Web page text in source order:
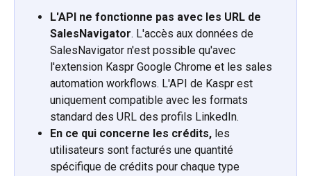
L'API ne fonctionne pas avec les URL de
SalesNavigator. L'accès aux données de
SalesNavigator n'est possible qu'avec
l'extension Kaspr Google Chrome et les sales
automation workflows. L'API de Kaspr est
uniquement compatible avec les formats
standard des URL des profils LinkedIn.
En ce qui concerne les crédits, les
utilisateurs sont facturés une quantité
spécifique de crédits pour chaque type